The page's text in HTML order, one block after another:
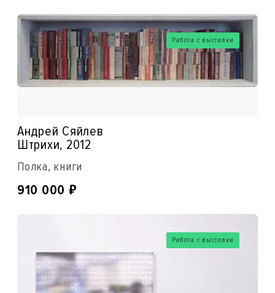
Работа с выставки
Андрей Сяйлев
Штрихи, 2012
Полка, книги
910 000 ₽
Работа с выставки